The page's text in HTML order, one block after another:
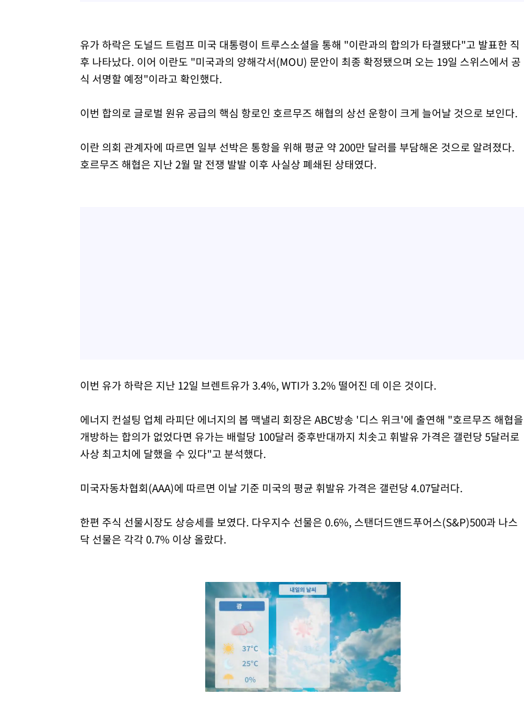
유가 하락은 도널드 트럼프 미국 대통령이 트루스소셜을 통해 "이란과의 합의가 타결됐다"고 발표한 직
후 나타났다. 이어 이란도 "미국과의 양해각서(MOU) 문안이 최종 확정됐으며 오는 19일 스위스에서 공
식 서명할 예정"이라고 확인했다.
이번 합의로 글로벌 원유 공급의 핵심 항로인 호르무즈 해협의 상선 운항이 크게 늘어날 것으로 보인다.
이란 의회 관계자에 따르면 일부 선박은 통항을 위해 평균 약 200만 달러를 부담해온 것으로 알려졌다.
호르무즈 해협은 지난 2월 말 전쟁 발발 이후 사실상 폐쇄된 상태였다.
이번 유가 하락은 지난 12일 브렌트유가 3.4%, WTI가 3.2% 떨어진 데 이은 것이다.
에너지 컨설팅 업체 라피단 에너지의 봅 맥낼리 회장은 ABC방송 '디스 위크'에 출연해 "호르무즈 해협을
개방하는 합의가 없었다면 유가는 배럴당 100달러 중후반대까지 치솟고 휘발유 가격은 갤런당 5달러로
사상 최고치에 달했을 수 있다"고 분석했다.
미국자동차협회(AAA)에 따르면 이날 기준 미국의 평균 휘발유 가격은 갤런당 4.07달러다.
한편 주식 선물시장도 상승세를 보였다. 다우지수 선물은 0.6%, 스탠더드앤드푸어스(S&P)500과 나스
닥 선물은 각각 0.7% 이상 올랐다.